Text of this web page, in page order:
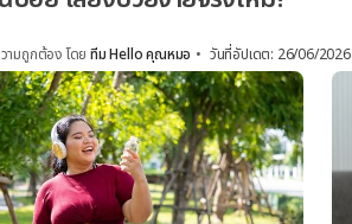
ามถูกต้อง โดย ทีม Hello คุณหมอ • วันที่อัปเดต: 26/06/2026